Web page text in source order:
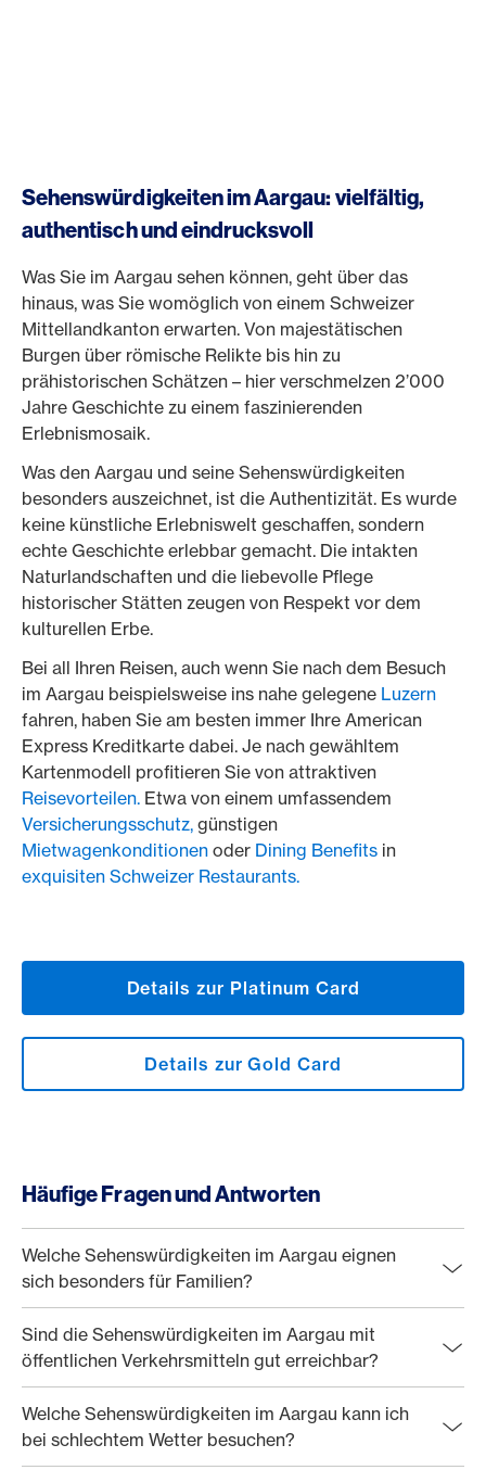
Sehenswürdigkeiten im Aargau: vielfältig,
authentisch und eindrucksvoll
Was Sie im Aargau sehen können, geht über das
hinaus, was Sie womöglich von einem Schweizer
Mittellandkanton erwarten. Von majestätischen
Burgen über römische Relikte bis hin zu
prähistorischen Schätzen – hier verschmelzen 2’000
Jahre Geschichte zu einem faszinierenden
Erlebnismosaik.
Was den Aargau und seine Sehenswürdigkeiten
besonders auszeichnet, ist die Authentizität. Es wurde
keine künstliche Erlebniswelt geschaffen, sondern
echte Geschichte erlebbar gemacht. Die intakten
Naturlandschaften und die liebevolle Pflege
historischer Stätten zeugen von Respekt vor dem
kulturellen Erbe.
Bei all Ihren Reisen, auch wenn Sie nach dem Besuch
im Aargau beispielsweise ins nahe gelegene Luzern
fahren, haben Sie am besten immer Ihre American
Express Kreditkarte dabei. Je nach gewähltem
Kartenmodell profitieren Sie von attraktiven
Reisevorteilen. Etwa von einem umfassendem
Versicherungsschutz, günstigen
Mietwagenkonditionen oder Dining Benefits in
exquisiten Schweizer Restaurants.
Details zur Platinum Card
Details zur Gold Card
Häufige Fragen und Antworten
Welche Sehenswürdigkeiten im Aargau eignen
sich besonders für Familien?
Sind die Sehenswürdigkeiten im Aargau mit
öffentlichen Verkehrsmitteln gut erreichbar?
Welche Sehenswürdigkeiten im Aargau kann ich
bei schlechtem Wetter besuchen?